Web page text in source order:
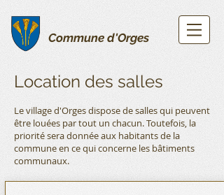
Commune d'Orges
Location des salles
Le village d'Orges dispose de salles qui peuvent
être louées par tout un chacun. Toutefois, la
priorité sera donnée aux habitants de la
commune en ce qui concerne les bâtiments
communaux.